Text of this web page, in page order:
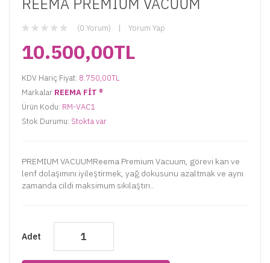
(0 Yorum) Yorum Yap
10.500,00TL
KDV Hariç Fiyat: 8.750,00TL
Markalar REEMA FİT ®️
Ürün Kodu: RM-VAC1
Stok Durumu: Stokta var
PREMIUM VACUUMReema Premium Vacuum, görevi kan ve
lenf dolaşımını iyileştirmek, yağ dokusunu azaltmak ve aynı
zamanda cildi maksimum sıkılaştırı..
Adet